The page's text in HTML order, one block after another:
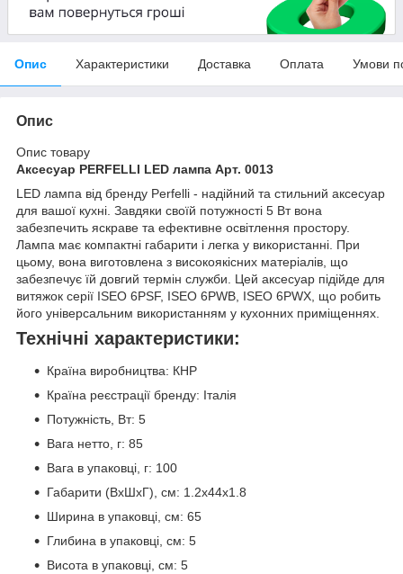
Опис Характеристики Доставка Оплата Умови
Опис
Опис товару
Аксесуар PERFELLI LED лампа Арт. 0013
LED лампа від бренду Perfelli - надійний та стильний аксесуар
для вашої кухні. Завдяки своїй потужності 5 Вт вона
забезпечить яскраве та ефективне освітлення простору.
Лампа має компактні габарити і легка у використанні. При
цьому, вона виготовлена з високоякісних матеріалів, що
забезпечує їй довгий термін служби. Цей аксесуар підійде для
витяжок серії ISEO 6PSF, ISEO 6PWB, ISEO 6PWX, що робить
його універсальним використанням у кухонних приміщеннях.
Технічні характеристики:
Країна виробництва: КНР
Країна реєстрації бренду: Італія
Потужність, Вт: 5
Вага нетто, г: 85
Вага в упаковці, г: 100
Габарити (ВxШxГ), см: 1.2x44x1.8
Ширина в упаковці, см: 65
Глибина в упаковці, см: 5
Висота в упаковці, см: 5